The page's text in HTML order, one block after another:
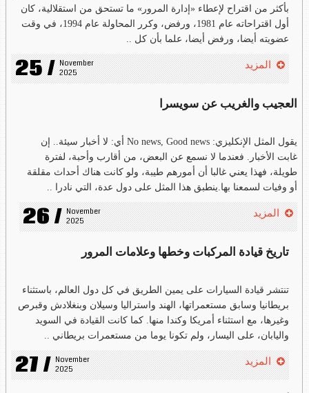
بأكثر من اقتراح لإعطاء «إدارة المرور» ما تستحق من استقلالية، كان
أول اقتراحاته عام 1981، ورفض، وكرر المحاولة عام 1994، في وقت
عضويته أيضا، ورفض أيضا، علما بأن كل ..
25 / November
2025
المزيد
العجيب والغريب عن سويسرا
يقول المثل الإنكليزي: No news, Good news أي: لا أخبار سيئة.. إن
غابت الأخبار. فعندما لا نسمع عن البعض، من أقارب وأحبة، لفترة
طويلة، فهذا يعني غالبا أن أمورهم طيبة، ولو كانت هناك أحداث مقلقة
أو وفيات لسمعنا بها.ينطبق هذا المثل على دول عدة، التي نادرا ..
26 / November
2025
المزيد
تاريخ قيادة المركبات وخطها وعلامات المرور
تنتشر قيادة السيارات على يمين الطريق في كل دول العالم، باستثناء
بريطانيا وسابق مستعمراتها، الهند واستراليا وسيلان وبنغلادش وقبرص
وغيرها، مع استثناء أمريكا وكندا منها. كما كانت القيادة في السويد
واليابان، على اليسار، ولم تكونا يوما من مستعمرات بريطاني ..
27 / November
2025
المزيد